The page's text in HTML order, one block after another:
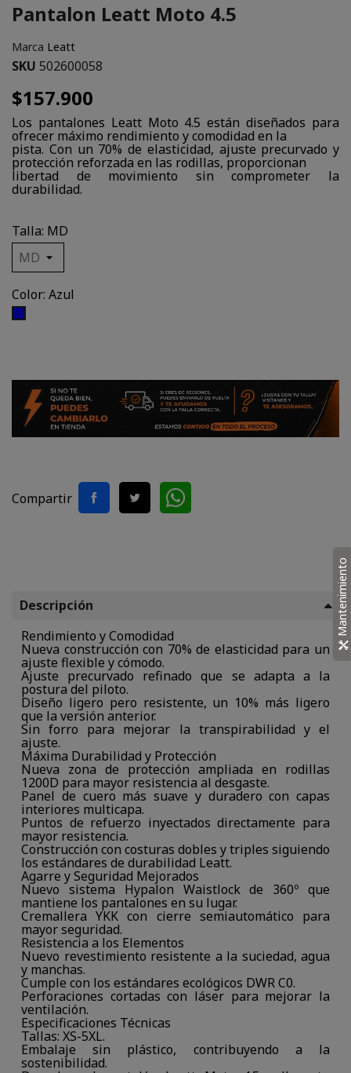
Pantalon Leatt Moto 4.5
Marca Leatt
SKU 502600058
$157.900
Los pantalones Leatt Moto 4.5 están diseñados para
ofrecer máximo rendimiento y comodidad en la
pista. Con un 70% de elasticidad, ajuste precurvado y
protección reforzada en las rodillas, proporcionan
libertad de movimiento sin comprometer la
durabilidad.
Talla: MD
Color: Azul
Compartir
Descripción
Rendimiento y Comodidad
Nueva construcción con 70% de elasticidad para un
ajuste flexible y cómodo.
Ajuste precurvado refinado que se adapta a la
postura del piloto.
Diseño ligero pero resistente, un 10% más ligero
que la versión anterior.
Sin forro para mejorar la transpirabilidad y el
ajuste.
Máxima Durabilidad y Protección
Nueva zona de protección ampliada en rodillas
1200D para mayor resistencia al desgaste.
Panel de cuero más suave y duradero con capas
interiores multicapa.
Puntos de refuerzo inyectados directamente para
mayor resistencia.
Construcción con costuras dobles y triples siguiendo
los estándares de durabilidad Leatt.
Agarre y Seguridad Mejorados
Nuevo sistema Hypalon Waistlock de 360º que
mantiene los pantalones en su lugar.
Cremallera YKK con cierre semiautomático para
mayor seguridad.
Resistencia a los Elementos
Nuevo revestimiento resistente a la suciedad, agua
y manchas.
Cumple con los estándares ecológicos DWR C0.
Perforaciones cortadas con láser para mejorar la
ventilación.
Especificaciones Técnicas
Tallas: XS-5XL.
Embalaje sin plástico, contribuyendo a la
sostenibilidad.
Mantenimiento